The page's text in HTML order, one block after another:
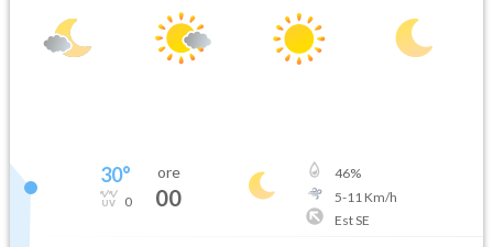
30°
0
ore
00
46%
5-11 Km/h
Est SE